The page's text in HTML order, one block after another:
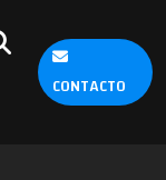
CONTACTO